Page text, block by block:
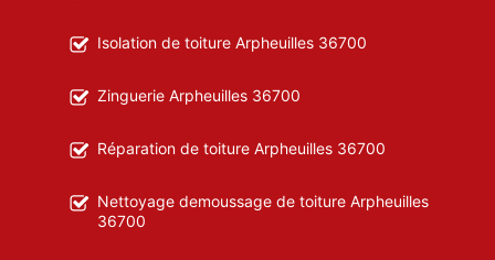
Isolation de toiture Arpheuilles 36700
Zinguerie Arpheuilles 36700
Réparation de toiture Arpheuilles 36700
Nettoyage demoussage de toiture Arpheuilles
36700